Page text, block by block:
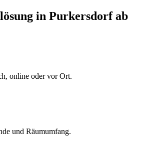
in Purkersdorfab
online oder vor Ort.
und Räumumfang.